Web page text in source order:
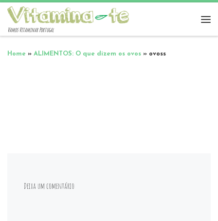
Vamos Vitaminar Portugal
Home » ALIMENTOS: O que dizem os ovos » ovoss
Deixa um comentário